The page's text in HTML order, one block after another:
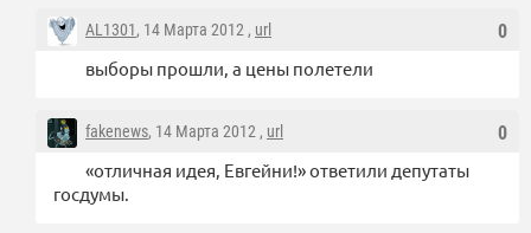
0
AL1301, 14 Марта 2012 , url
выборы прошли, а цены полетели
0
fakenews, 14 Марта 2012 , url
«отличная идея, Евгейни!» ответили депутаты
госдумы.